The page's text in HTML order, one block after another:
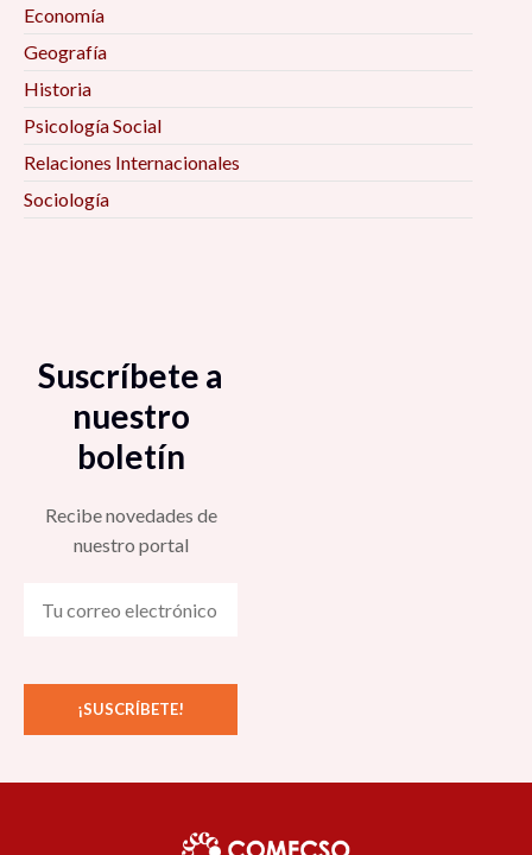
Economía
Geografía
Historia
Psicología Social
Relaciones Internacionales
Sociología
Suscríbete a
nuestro
boletín
Recibe novedades de
nuestro portal